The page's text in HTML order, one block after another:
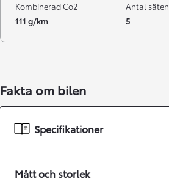
Från 238 900 kr
Easy Billån
GR Yaris
Kombinerad Co2
111 g/km
Antal säten
5
Fakta om bilen
Specifikationer
Mått och storlek